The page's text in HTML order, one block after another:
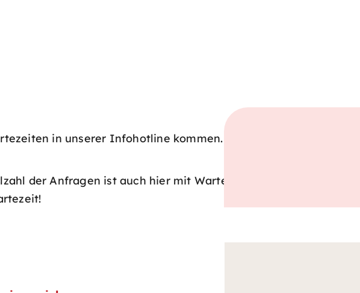
in unserer Infohotline kommen. Wir
der Anfragen ist auch hier mit Wartezeit